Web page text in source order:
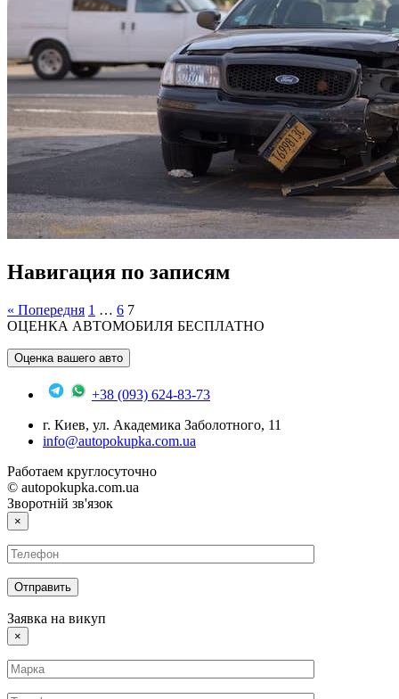
Навигация по записям
« Попередня 1 … 6 7
ОЦЕНКА АВТОМОБИЛЯ БЕСПЛАТНО
Оценка вашего авто
+38 (093) 624-83-73
г. Киев, ул. Академика Заболотного, 11
info@autopokupka.com.ua
Работаем круглосуточно
© autopokupka.com.ua
Зворотній зв'язок
×
Заявка на викуп
×